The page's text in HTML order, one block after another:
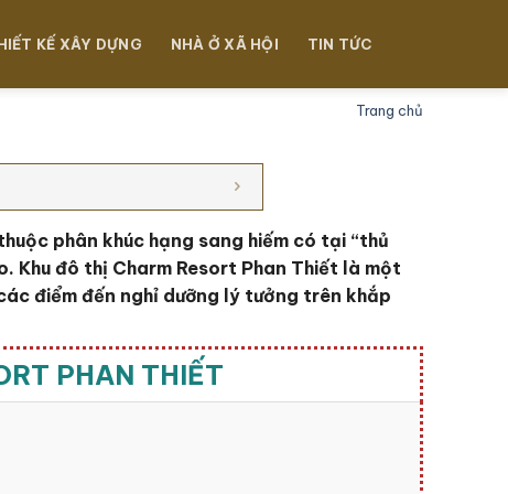
KẾ XÂY DỰNG NHÀ Ở XÃ HỘI TIN TỨC
Trang chủ
phân khúc hạng sang hiếm có tại “thủ
Khu đô thị Charm Resort Phan Thiết là một
điểm đến nghỉ dưỡng lý tưởng trên khắp
PHAN THIẾT